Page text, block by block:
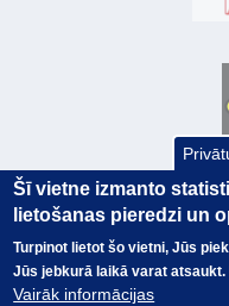
Šī vietne izmanto
lietošanas pieredzi un
Turpinot lietot šo vietni, Jūs
Jūs jebkurā laikā varat
Vairāk informācijas